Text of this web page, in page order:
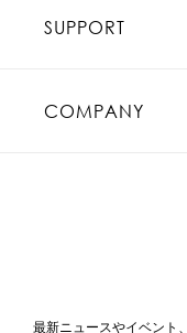
SUPPORT
COMPANY
最新ニュースやイベント、